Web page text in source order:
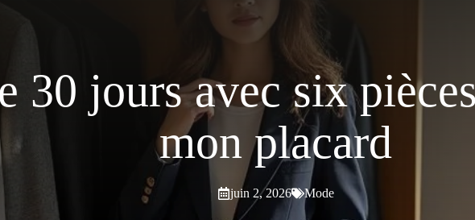
30 jours avec six
mon placard
juin 2, 2026 Mode